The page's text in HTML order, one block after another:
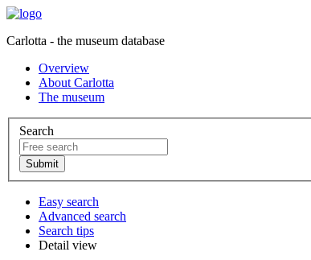
Carlotta - the museum database
Overview
About Carlotta
The museum
Search
Easy search
Advanced search
Search tips
Detail view